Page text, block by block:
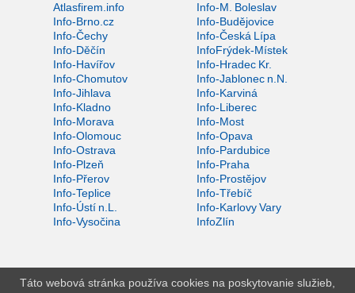
Atlasfirem.info
Info-M. Boleslav
Info-Brno.cz
Info-Budějovice
Info-Čechy
Info-Česká Lípa
Info-Děčín
InfoFrýdek-Místek
Info-Havířov
Info-Hradec Kr.
Info-Chomutov
Info-Jablonec n.N.
Info-Jihlava
Info-Karviná
Info-Kladno
Info-Liberec
Info-Morava
Info-Most
Info-Olomouc
Info-Opava
Info-Ostrava
Info-Pardubice
Info-Plzeň
Info-Praha
Info-Přerov
Info-Prostějov
Info-Teplice
Info-Třebíč
Info-Ústí n.L.
Info-Karlovy Vary
Info-Vysočina
InfoZlín
Táto webová stránka používa cookies na poskytovanie služieb,